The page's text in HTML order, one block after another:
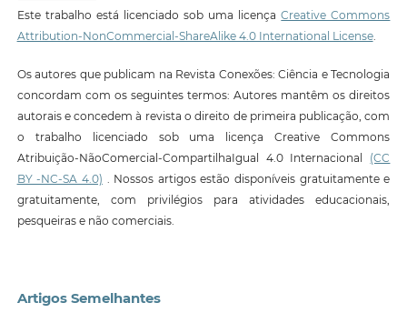
Este trabalho está licenciado sob uma licençaCreative Commons
Attribution-NonCommercial-ShareAlike 4.0 International License.
Os autores que publicam na Revista Conexões: Ciência e Tecnologia
concordam com os seguintes termos: Autores mantêm os direitos
autorais e concedem à revista o direito de primeira publicação, com
o trabalho licenciado sob uma licença Creative Commons
Atribuição-NãoComercial-CompartilhaIgual 4.0 Internacional (CC
BY -NC-SA 4.0) . Nossos artigos estão disponíveis gratuitamente e
gratuitamente, com privilégios para atividades educacionais,
pesqueiras e não comerciais.
Artigos Semelhantes